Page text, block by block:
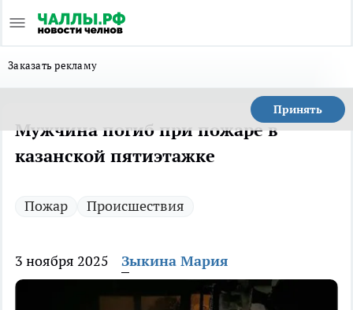
Заказать рекламу
Принять
Мужчина погиб при пожаре в
казанской пятиэтажке
Пожар Происшествия
3 ноября 2025 Зыкина Мария